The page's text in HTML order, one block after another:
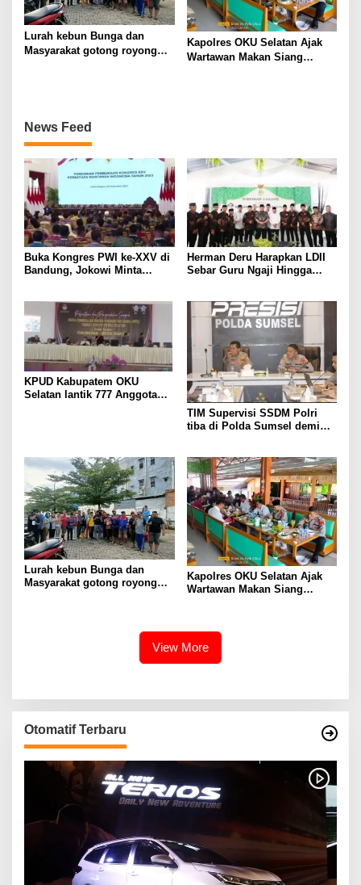
Lurah kebun Bunga dan
Masyarakat gotong royong
Kapolres OKU Selatan Ajak
Wartawan Makan Siang
News Feed
Buka Kongres PWI ke-XXV di
Bandung, Jokowi Minta
Herman Deru Harapkan LDII
Sebar Guru Ngaji Hingga
KPUD Kabupatem OKU
Selatan lantik 777 Anggota
TIM Supervisi SSDM Polri
tiba di Polda Sumsel demi
terbuka di Polda Sumsel
Lurah kebun Bunga dan
Masyarakat gotong royong
Kapolres OKU Selatan Ajak
Wartawan Makan Siang
View More
Otomatif Terbaru